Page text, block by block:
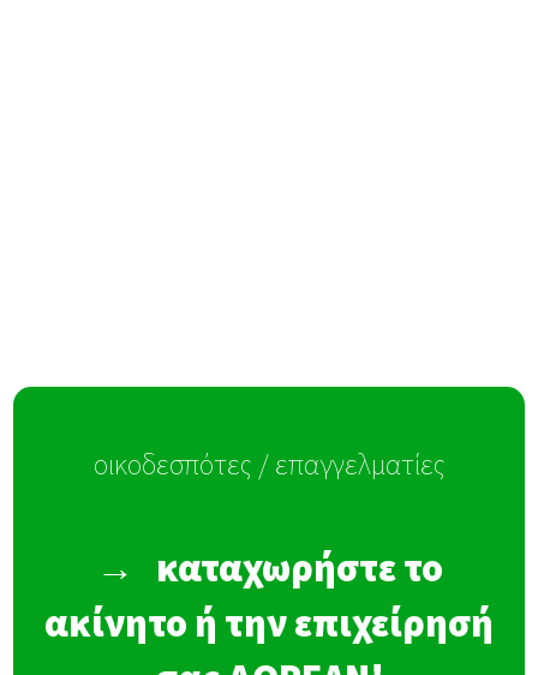
οικοδεσπότες / επαγγελματίες
→ καταχωρήστε το
ακίνητο ή την επιχείρησή